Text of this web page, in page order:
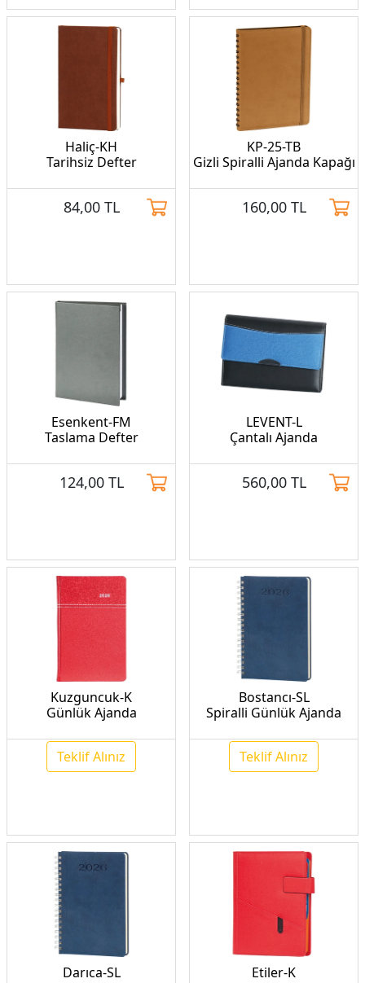
Haliç-KH
Tarihsiz Defter
84,00 TL
KP-25-TB
Gizli Spiralli Ajanda Kapağı
160,00 TL
Esenkent-FM
Taslama Defter
124,00 TL
LEVENT-L
Çantalı Ajanda
560,00 TL
Kuzguncuk-K
Günlük Ajanda
Teklif Alınız
Bostancı-SL
Spiralli Günlük Ajanda
Teklif Alınız
Darıca-SL
Etiler-K